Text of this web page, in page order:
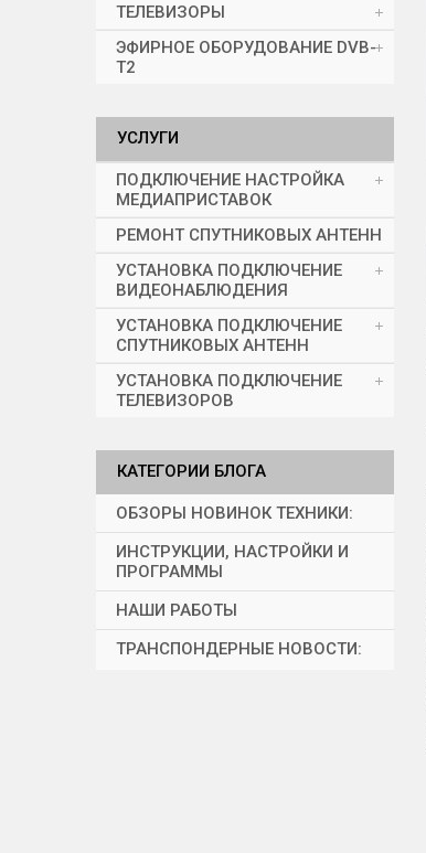
ТЕЛЕВИЗОРЫ
ЭФИРНОЕ ОБОРУДОВАНИЕ DVB-
T2
УСЛУГИ
ПОДКЛЮЧЕНИЕ НАСТРОЙКА
МЕДИАПРИСТАВОК
РЕМОНТ СПУТНИКОВЫХ АНТЕНН
УСТАНОВКА ПОДКЛЮЧЕНИЕ
ВИДЕОНАБЛЮДЕНИЯ
УСТАНОВКА ПОДКЛЮЧЕНИЕ
СПУТНИКОВЫХ АНТЕНН
УСТАНОВКА ПОДКЛЮЧЕНИЕ
ТЕЛЕВИЗОРОВ
КАТЕГОРИИ БЛОГА
ОБЗОРЫ НОВИНОК ТЕХНИКИ:
ИНСТРУКЦИИ, НАСТРОЙКИ И
ПРОГРАММЫ
НАШИ РАБОТЫ
ТРАНСПОНДЕРНЫЕ НОВОСТИ: